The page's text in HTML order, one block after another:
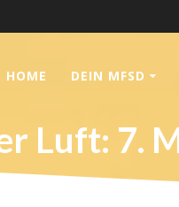
HOME DEIN MFSD
Luft: 7.